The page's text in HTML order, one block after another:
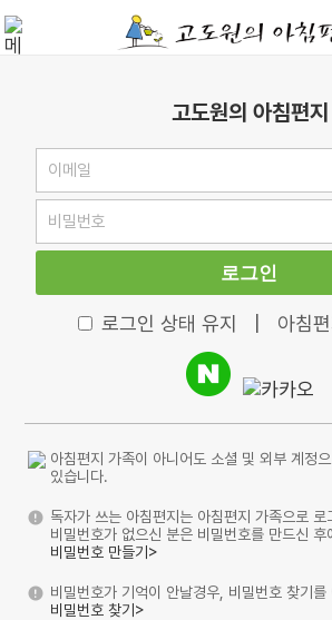
고도원의 아침편지
로그인
로그인 상태 유지 아침
아침편지 가족이 아니어도 소셜 및 외부 계정
있습니다.
독자가 쓰는 아침편지는 아침편지 가족으로 로
비밀번호가 없으신 분은 비밀번호를 만드신 후
비밀번호 만들기>
비밀번호가 기억이 안날경우, 비밀번호 찾기를
비밀번호 찾기>